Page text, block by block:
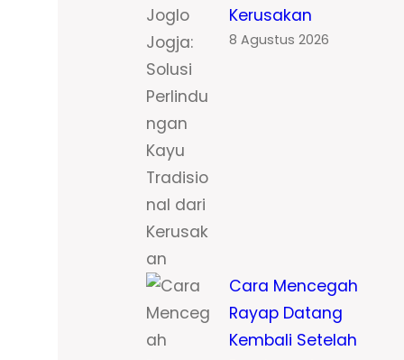
Kerusakan
8 Agustus 2026
Cara Mencegah
Rayap Datang
Kembali Setelah